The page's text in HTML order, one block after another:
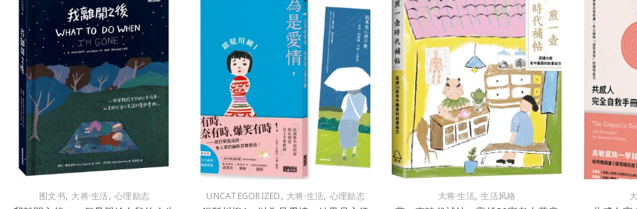
图文书, 大将·生活, 心理励志 UNCATEGORIZED, 大将·生活, 心理励志 大将·生活,生活风格